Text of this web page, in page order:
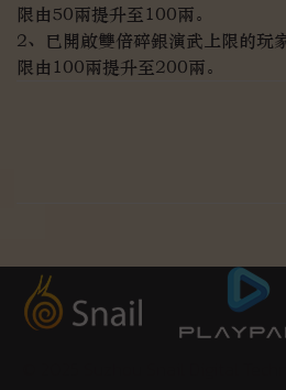
限由50兩提升至100兩。
2、已開啟雙倍碎銀演武上限的玩
限由100兩提升至200兩。